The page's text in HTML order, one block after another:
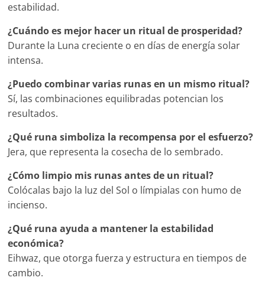
estabilidad.
¿Cuándo es mejor hacer un ritual de prosperidad?
Durante la Luna creciente o en días de energía solar
intensa.
¿Puedo combinar varias runas en un mismo ritual?
Sí, las combinaciones equilibradas potencian los
resultados.
¿Qué runa simboliza la recompensa por el esfuerzo?
Jera, que representa la cosecha de lo sembrado.
¿Cómo limpio mis runas antes de un ritual?
Colócalas bajo la luz del Sol o límpialas con humo de
incienso.
¿Qué runa ayuda a mantener la estabilidad
económica?
Eihwaz, que otorga fuerza y estructura en tiempos de
cambio.